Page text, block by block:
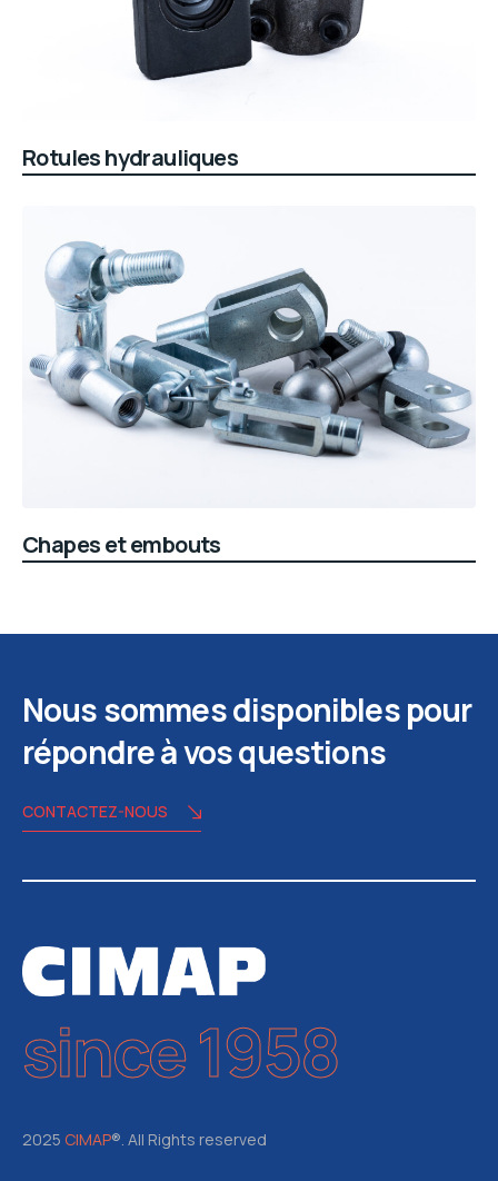
Rotules hydrauliques
Chapes et embouts
Nous sommes disponibles pour
répondre à vos questions
CONTACTEZ-NOUS
since 1958
2025 CIMAP®. All Rights reserved